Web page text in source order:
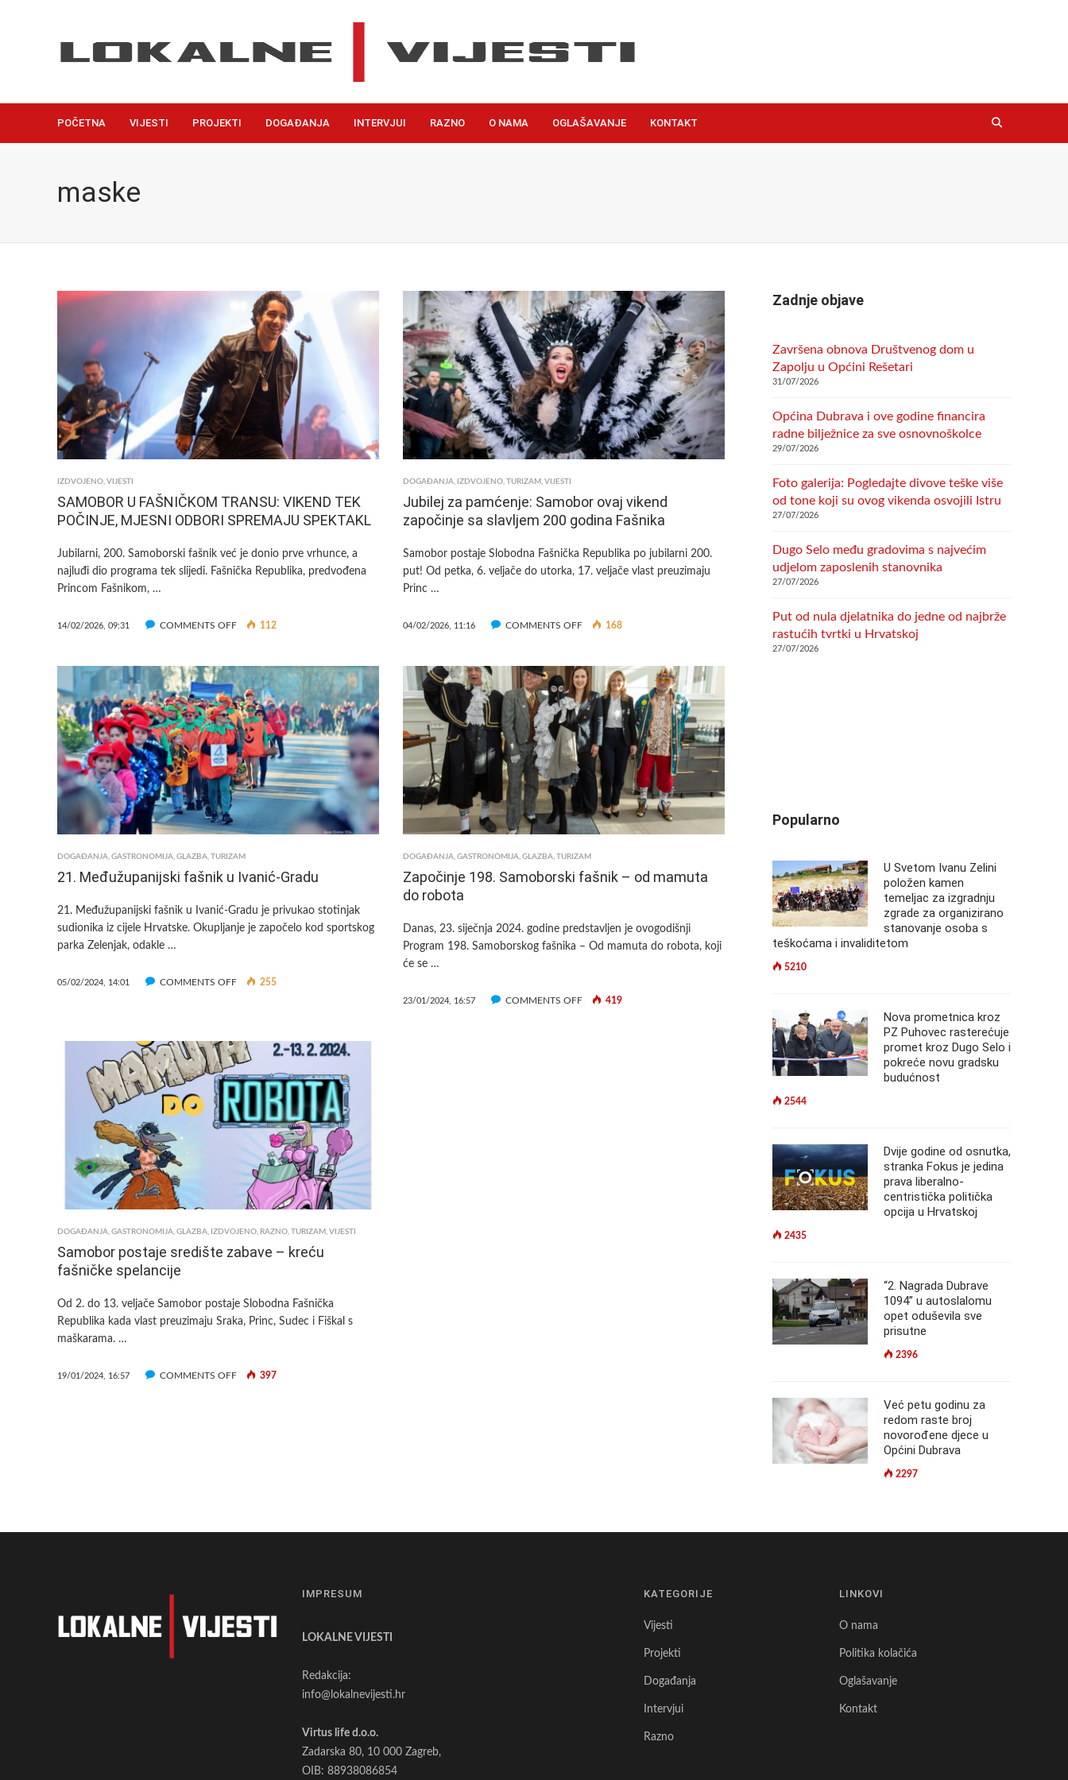
POČETNA VIJESTI PROJEKTI DOGAĐANJA INTERVJUI RAZNO O NAMA OGLAŠAVANJE KONTAKT
maske
IZDVOJENO, VIJESTI
SAMOBOR U FAŠNIČKOM TRANSU: VIKEND TEK
POČINJE, MJESNI ODBORI SPREMAJU SPEKTAKL
Jubilarni, 200. Samoborski fašnik već je donio prve vrhunce, a
najluđi dio programa tek slijedi. Fašnička Republika, predvođena
Princom Fašnikom, …
14/02/2026, 09:31 COMMENTS OFFON
FAŠNIČKOM
TRANSU:
VIKEND
TEK
POČINJE,
MJESNI
ODBORI
SPREMAJU
112
DOGAĐANJA, IZDVOJENO,TURIZAM,VIJESTI
Jubilej za pamćenje: Samobor ovaj vikend
započinje sa slavljem 200 godina Fašnika
Samobor postaje Slobodna Fašnička Republika po jubilarni 200.
put! Od petka, 6. veljače do utorka, 17. veljače vlast preuzimaju
Princ …
04/02/2026, 11:16 COMMENTS OFFON
PAMĆENJE:
SAMOBOR
OVAJ
VIKEND
ZAPOČINJE
SA
SLAVLJEM
200
GODINA
FAŠNIKA
168
DOGAĐANJA, GASTRONOMIJA, GLAZBA, TURIZAM
21. Međužupanijski fašnik u Ivanić-Gradu
21. Međužupanijski fašnik u Ivanić-Gradu je privukao stotinjak
sudionika iz cijele Hrvatske. Okupljanje je započelo kod sportskog
parka Zelenjak, odakle …
05/02/2024, 14:01 COMMENTS OFFON
U
IVANIĆ-
GRADU
255
DOGAĐANJA,GASTRONOMIJA,GLAZBA,TURIZAM
Započinje 198. Samoborski fašnik – od mamuta
do robota
Danas, 23. siječnja 2024. godine predstavljen je ovogodišnji
Program 198. Samoborskog fašnika – Od mamuta do robota, koji
će se …
23/01/2024, 16:57 COMMENTS OFFON
419
DOGAĐANJA, GASTRONOMIJA, GLAZBA, IZDVOJENO, RAZNO, TURIZAM, VIJESTI
Samobor postaje središte zabave – kreću
fašničke spelancije
Od 2. do 13. veljače Samobor postaje Slobodna Fašnička
Republika kada vlast preuzimaju Sraka, Princ, Sudec i Fiškal s
maškarama. …
19/01/2024, 16:57 COMMENTS OFFON
397
Zadnje objave
Završena obnova Društvenog dom u
Zapolju u Općini Rešetari
31/07/2026
Općina Dubrava i ove godine financira
radne bilježnice za sve osnovnoškolce
29/07/2026
Foto galerija: Pogledajte divove teške više
od tone koji su ovog vikenda osvojili Istru
27/07/2026
Dugo Selo među gradovima s najvećim
udjelom zaposlenih stanovnika
27/07/2026
Put od nula djelatnika do jedne od najbrže
rastućih tvrtki u Hrvatskoj
27/07/2026
Popularno
U Svetom Ivanu Zelini
položen kamen
temeljac za izgradnju
zgrade za organizirano
stanovanje osoba s
teškoćama i invaliditetom
5210
Nova prometnica kroz
PZ Puhovec rasterećuje
promet kroz Dugo Selo i
pokreće novu gradsku
budućnost
2544
Dvije godine od osnutka,
stranka Fokus je jedina
prava liberalno-
centristička politička
opcija u Hrvatskoj
2435
“2. Nagrada Dubrave
1094” u autoslalomu
opet oduševila sve
prisutne
2396
Već petu godinu za
redom raste broj
novorođene djece u
Općini Dubrava
2297
IMPRESUM
LOKALNE VIJESTI
Redakcija:
info@lokalnevijesti.hr
Virtus life d.o.o.
Zadarska 80, 10 000 Zagreb,
OIB: 88938086854
KATEGORIJE
Vijesti
Projekti
Događanja
Intervjui
Razno
LINKOVI
O nama
Politika kolačića
Oglašavanje
Kontakt